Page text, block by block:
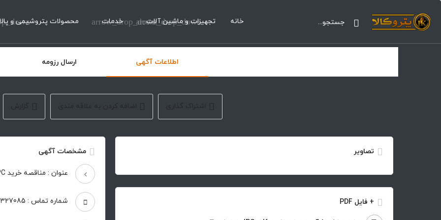
خانه تجهیزات و ماشین آلات
arrow_drop_down خدمات
arrow_drop_down محصولات پتروشیمی و
اطلاعات آگهی ارسال رزومه
اشتراک گذاری اضافه کردن به علاقه مندی گزارش
تصاویر مشخصات آگهی
عنوان : مناقصه خرید IPC
شماره تماس : 88327085 + فایل PDF